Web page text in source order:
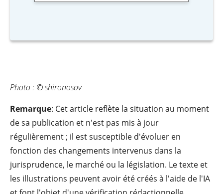
Photo : © shironosov
Remarque: Cet article reflète la situation au moment
de sa publication et n'est pas mis à jour
régulièrement ; il est susceptible d'évoluer en
fonction des changements intervenus dans la
jurisprudence, le marché ou la législation. Le texte et
les illustrations peuvent avoir été créés à l'aide de l'IA